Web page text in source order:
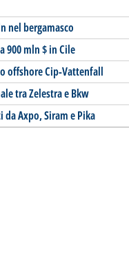
nel bergamasco
900 mln $ in Cile
offshore Cip-Vattenfall
tra Zelestra e Bkw
Axpo, Siram e Pika